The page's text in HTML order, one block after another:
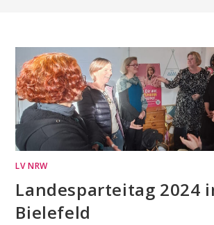
LV NRW
Landesparteitag 2024
Bielefeld